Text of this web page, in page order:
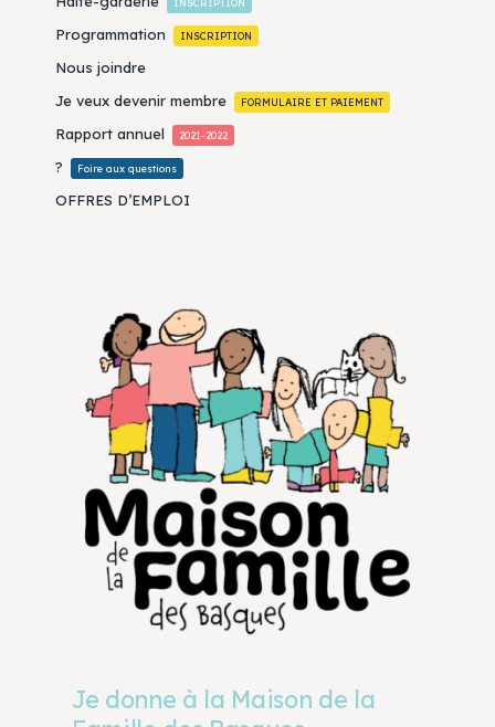
INSCRIPTION
Programmation INSCRIPTION
Nous joindre
Je veux devenir membre
FORMULAIRE ET PAIEMENT
Rapport annuel 2021-2022
? Foire aux questions
OFFRES D’EMPLOI
Je donne à la Maison de la